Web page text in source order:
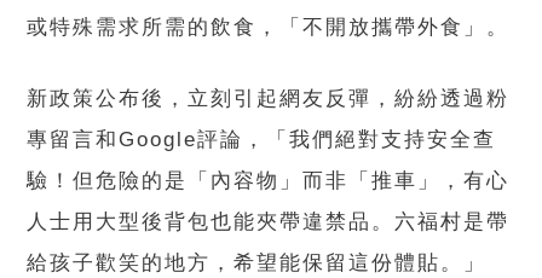
或特殊需求所需的飲食，「不開放攜帶外食」。
新政策公布後，立刻引起網友反彈，紛紛透過粉
專留言和Google評論，「我們絕對支持安全查
驗！但危險的是「內容物」而非「推車」，有心
人士用大型後背包也能夾帶違禁品。六福村是帶
給孩子歡笑的地方，希望能保留這份體貼。」